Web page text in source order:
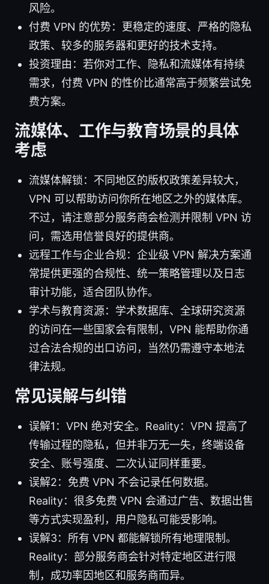
风险。
付费 VPN 的优势：更稳定的速度、严格的隐私
政策、较多的服务器和更好的技术支持。
投资理由：若你对工作、隐私和流媒体有持续
需求，付费 VPN 的性价比通常高于频繁尝试免
费方案。
流媒体、工作与教育场景的具体
考虑
流媒体解锁：不同地区的版权政策差异较大，
VPN 可以帮助访问你所在地区之外的媒体库。
不过，请注意部分服务商会检测并限制 VPN 访
问，需选用信誉良好的提供商。
远程工作与企业合规：企业级 VPN 解决方案通
常提供更强的合规性、统一策略管理以及日志
审计功能，适合团队协作。
学术与教育资源：学术数据库、全球研究资源
的访问在一些国家会有限制，VPN 能帮助你通
过合法合规的出口访问，当然仍需遵守本地法
律法规。
常见误解与纠错
误解1：VPN 绝对安全。Reality：VPN 提高了
传输过程的隐私，但并非万无一失，终端设备
安全、账号强度、二次认证同样重要。
误解2：免费 VPN 不会记录任何数据。
Reality：很多免费 VPN 会通过广告、数据出售
等方式实现盈利，用户隐私可能受影响。
误解3：所有 VPN 都能解锁所有地理限制。
Reality：部分服务商会针对特定地区进行限
制，成功率因地区和服务商而异。